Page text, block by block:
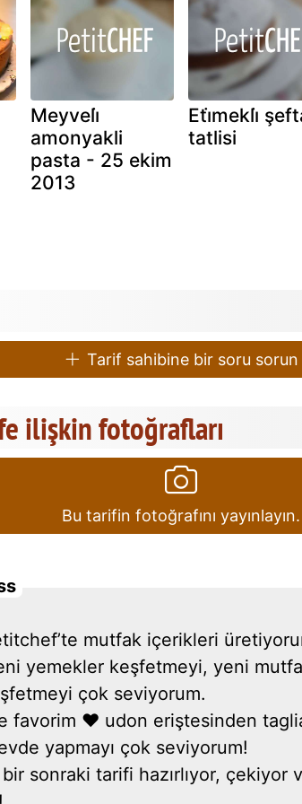
Meyveli̇
amonyakli
pasta - 25 ekim
2013
Eti̇mekli̇
tatlisi
Tarif sahibine bir soru sorun
ilişkin fotoğrafları
Bu tarifin fotoğrafını yayınlayın.
mutfak içerikleri
yemekler keşfetmeyi, yeni
çok seviyorum.
favorim ❤ udon eriştesinden
yapmayı çok seviyorum!
sonraki tarifi hazırlıyor, çekiyor